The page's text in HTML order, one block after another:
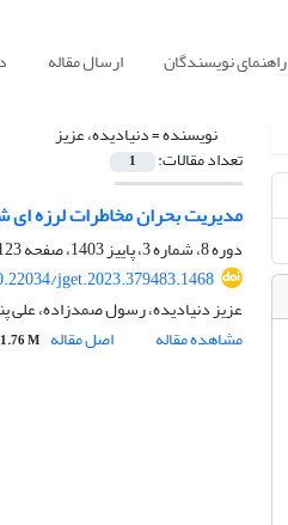
راهنمای نویسندگان ارسال مقاله
نویسنده =دنیادیده، عزیز
تعداد مقالات: 1
مدیریت بحران مخاطرات لرزه
دوره 8، شماره 3، پاییز 1403، صفحه
140
jget.2023.379483.1468
عزیز دنیادیده، رسول صمدزاده، علی
مشاهده مقاله
اصل مقاله 1.76 M